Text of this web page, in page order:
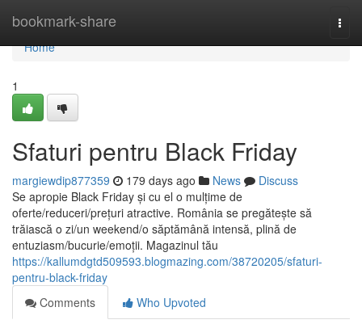
bookmark-share
Home
Home
1
Sfaturi pentru Black Friday
margiewdip877359 179 days ago News
Discuss
Se apropie Black Friday și cu el o mulțime de
oferte/reduceri/prețuri atractive. România se pregătește să
trăiască o zi/un weekend/o săptămână intensă, plină de
entuziasm/bucurie/emoții. Magazinul tău
https://kallumdgtd509593.blogmazing.com/38720205/sfaturi-
pentru-black-friday
Comments
Who Upvoted